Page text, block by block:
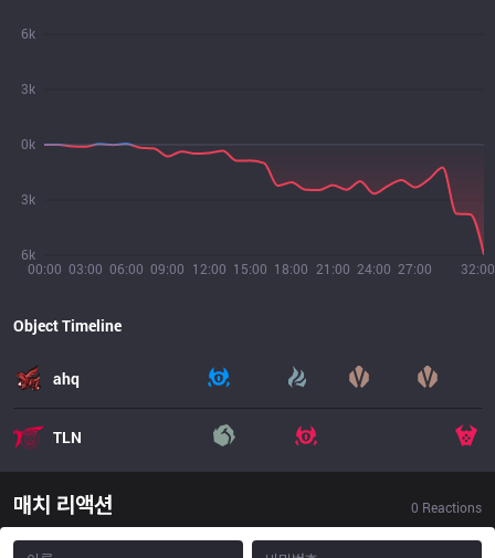
00:00 03:00 06:00 09:00 12:00 15:00 18:00 21:00 24:00 27:00 32:00
6k
3k
0k
3k
6k
Object Timeline
ahq
TLN
매치 리액션 0 Reactions